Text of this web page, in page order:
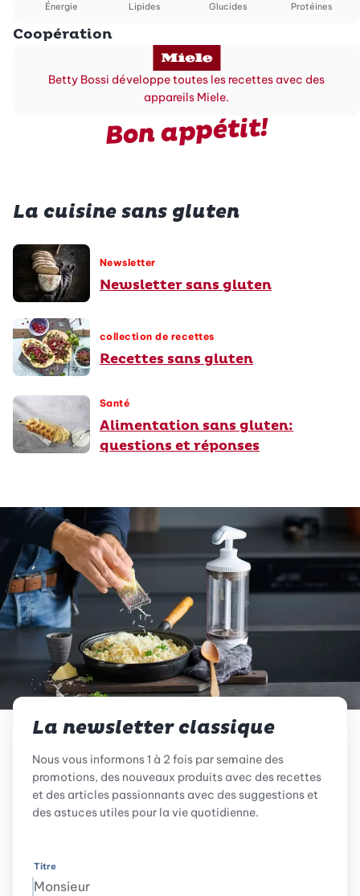
Énergie Lipides Glucides Protéines
Coopération
Betty Bossi développe toutes les recettes avec des
appareils Miele.
Bon appétit!
La cuisine sans gluten
Newsletter
Newsletter sans gluten
collection de recettes
Recettes sans gluten
Santé
Alimentation sans gluten:
questions et réponses
La newsletter classique
Nous vous informons 1 à 2 fois par semaine des
promotions, des nouveaux produits avec des recettes
et des articles passionnants avec des suggestions et
des astuces utiles pour la vie quotidienne.
Titre
Monsieur